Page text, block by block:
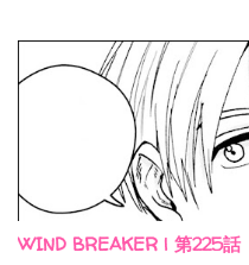
WIND BREAKER | 第225話